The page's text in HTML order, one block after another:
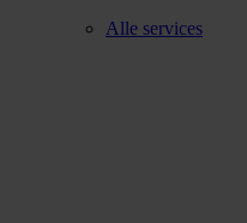
Alle services